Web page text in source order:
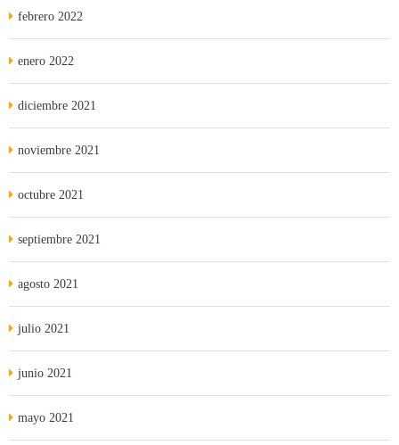
febrero 2022
enero 2022
diciembre 2021
noviembre 2021
octubre 2021
septiembre 2021
agosto 2021
julio 2021
junio 2021
mayo 2021